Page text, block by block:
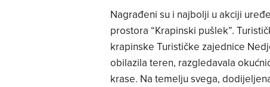
Nagrađeni su i najbolji u akciji
prostora “Krapinski pušlek”.
krapinske Turističke zajednice
obilazila teren, razgledavala
krase. Na temelju svega,